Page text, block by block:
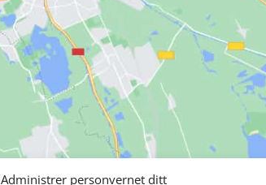
Administrer personvernet ditt